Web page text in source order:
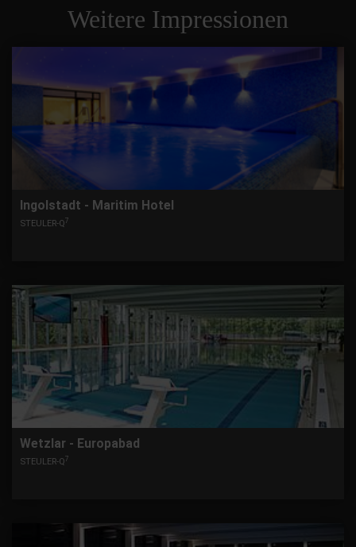
Weitere Impressionen
Ingolstadt - Maritim Hotel
STEULER-Q7
Wetzlar - Europabad
STEULER-Q7